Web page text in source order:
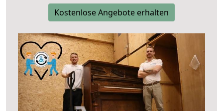
Kostenlose Angebote erhalten